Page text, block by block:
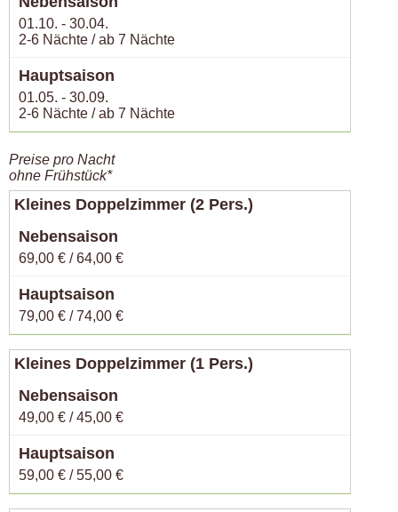
01.10. - 30.04.
2-6 Nächte / ab 7 Nächte
01.05. - 30.09.
2-6 Nächte / ab 7 Nächte
Preise pro Nacht
ohne Frühstück*
Kleines Doppelzimmer (2 Pers.)
69,00 € / 64,00 €
79,00 € / 74,00 €
Kleines Doppelzimmer (1 Pers.)
49,00 € / 45,00 €
59,00 € / 55,00 €